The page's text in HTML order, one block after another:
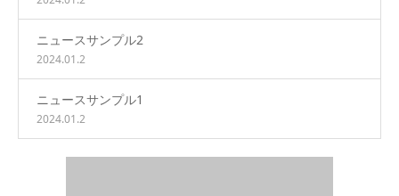
ニュースサンプル2
2024.01.2
ニュースサンプル1
2024.01.2